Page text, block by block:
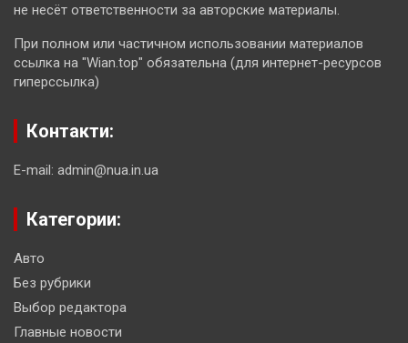
не несёт ответственности за авторские материалы.
При полном или частичном использовании материалов
ссылка на "Wian.top" обязательна (для интернет-ресурсов
гиперссылка)
Контакти:
E-mail: admin@nua.in.ua
Категории:
Авто
Без рубрики
Выбор редактора
Главные новости